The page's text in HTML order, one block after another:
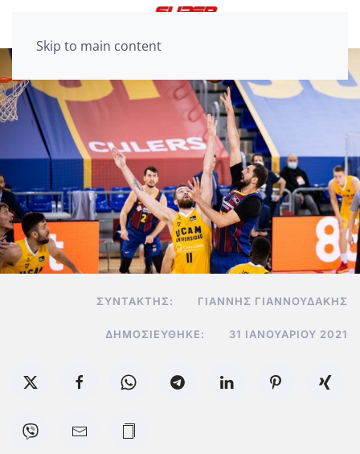
Skip to main content
ΣΥΝΤΆΚΤΗΣ: ΓΙΆΝΝΗΣ ΓΙΑΝΝΟΥΔΆΚΗΣ
ΔΗΜΟΣΙΕΎΘΗΚΕ: 31 ΙΑΝΟΥΑΡΊΟΥ 2021